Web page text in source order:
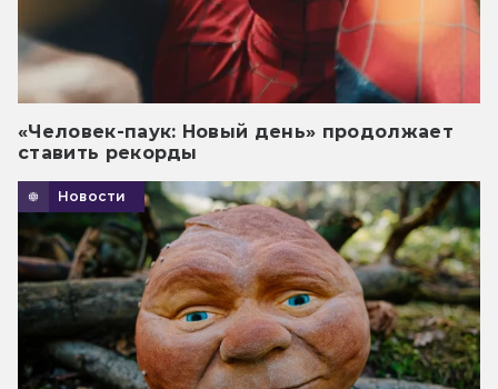
«Человек-паук: Новый день» продолжает
ставить рекорды
Новости